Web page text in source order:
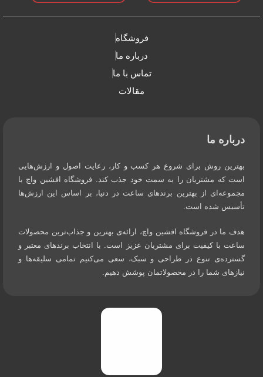
فروشگاه
درباره ما
تماس با ما
مقالات
درباره ما
بهترین روش برای شروع هر کسب و کار، رعایت اصول و ارزش‌هایی
است که مشتریان را به سمت خود جذب کند. فروشگاه افشین واچ با
مجموعه‌ای از بهترین برندهای ساعت در دنیا، بر اساس این ارزش‌ها
تأسیس شده است.
هدف ما در فروشگاه افشین واچ، ارائه‌ی بهترین و جذاب‌ترین محصولات
ساعت با کیفیت برای مشتریان عزیز است. با انتخاب برندهای معتبر و
گسترده‌ی تنوع در طراحی و سبک، سعی می‌کنیم تمامی سلیقه‌ها و
نیازهای شما را در محصولاتمان پوشش دهیم.